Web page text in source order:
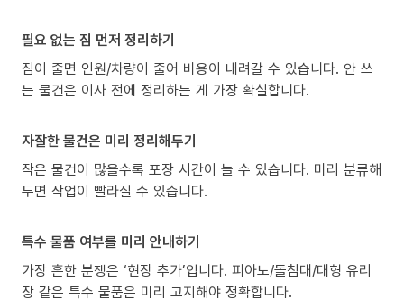
필요 없는 짐 먼저 정리하기
짐이 줄면 인원/차량이 줄어 비용이 내려갈 수 있습니다. 안 쓰
는 물건은 이사 전에 정리하는 게 가장 확실합니다.
자잘한 물건은 미리 정리해두기
작은 물건이 많을수록 포장 시간이 늘 수 있습니다. 미리 분류해
두면 작업이 빨라질 수 있습니다.
특수 물품 여부를 미리 안내하기
가장 흔한 분쟁은 ‘현장 추가’입니다. 피아노/돌침대/대형 유리
장 같은 특수 물품은 미리 고지해야 정확합니다.